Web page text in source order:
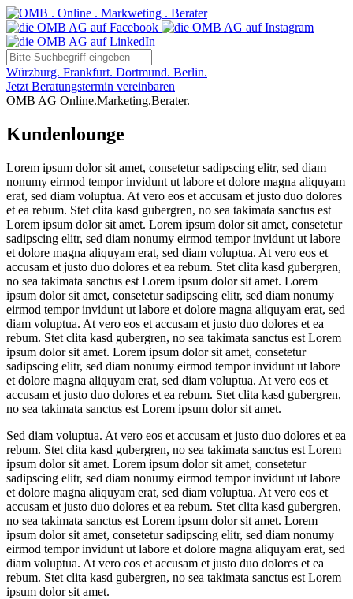
Würzburg. Frankfurt. Dortmund. Berlin.
Jetzt Beratungstermin vereinbaren
OMB AG Online.Marketing.Berater.
Kundenlounge
Lorem ipsum dolor sit amet, consetetur sadipscing elitr, sed diam
nonumy eirmod tempor invidunt ut labore et dolore magna aliquyam
erat, sed diam voluptua. At vero eos et accusam et justo duo dolores
et ea rebum. Stet clita kasd gubergren, no sea takimata sanctus est
Lorem ipsum dolor sit amet. Lorem ipsum dolor sit amet, consetetur
sadipscing elitr, sed diam nonumy eirmod tempor invidunt ut labore
et dolore magna aliquyam erat, sed diam voluptua. At vero eos et
accusam et justo duo dolores et ea rebum. Stet clita kasd gubergren,
no sea takimata sanctus est Lorem ipsum dolor sit amet. Lorem
ipsum dolor sit amet, consetetur sadipscing elitr, sed diam nonumy
eirmod tempor invidunt ut labore et dolore magna aliquyam erat, sed
diam voluptua. At vero eos et accusam et justo duo dolores et ea
rebum. Stet clita kasd gubergren, no sea takimata sanctus est Lorem
ipsum dolor sit amet. Lorem ipsum dolor sit amet, consetetur
sadipscing elitr, sed diam nonumy eirmod tempor invidunt ut labore
et dolore magna aliquyam erat, sed diam voluptua. At vero eos et
accusam et justo duo dolores et ea rebum. Stet clita kasd gubergren,
no sea takimata sanctus est Lorem ipsum dolor sit amet.
Sed diam voluptua. At vero eos et accusam et justo duo dolores et ea
rebum. Stet clita kasd gubergren, no sea takimata sanctus est Lorem
ipsum dolor sit amet. Lorem ipsum dolor sit amet, consetetur
sadipscing elitr, sed diam nonumy eirmod tempor invidunt ut labore
et dolore magna aliquyam erat, sed diam voluptua. At vero eos et
accusam et justo duo dolores et ea rebum. Stet clita kasd gubergren,
no sea takimata sanctus est Lorem ipsum dolor sit amet. Lorem
ipsum dolor sit amet, consetetur sadipscing elitr, sed diam nonumy
eirmod tempor invidunt ut labore et dolore magna aliquyam erat, sed
diam voluptua. At vero eos et accusam et justo duo dolores et ea
rebum. Stet clita kasd gubergren, no sea takimata sanctus est Lorem
ipsum dolor sit amet.